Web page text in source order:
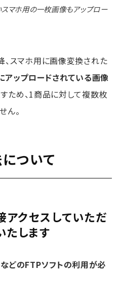
スマホ用の一枚画像もアップロー
、スマホ用に画像変換された
アップロードされている画像
ため、1商品に対して複数枚
ん。
ついて
クセスしていただ
たします
のFTPソフトの利用が必